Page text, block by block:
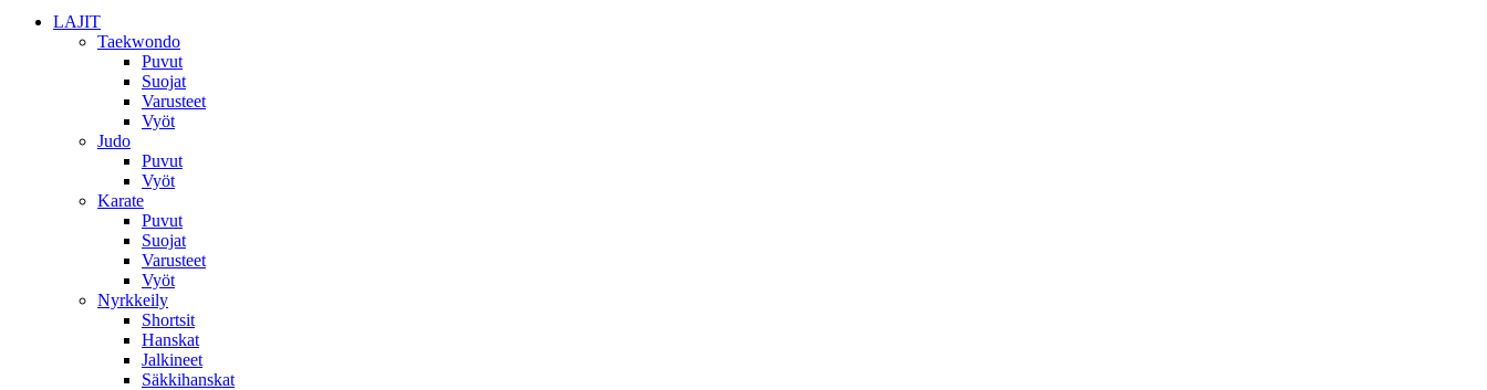
LAJIT
Taekwondo
Puvut
Suojat
Varusteet
Vyöt
Judo
Puvut
Vyöt
Karate
Puvut
Suojat
Varusteet
Vyöt
Nyrkkeily
Shortsit
Hanskat
Jalkineet
Säkkihanskat